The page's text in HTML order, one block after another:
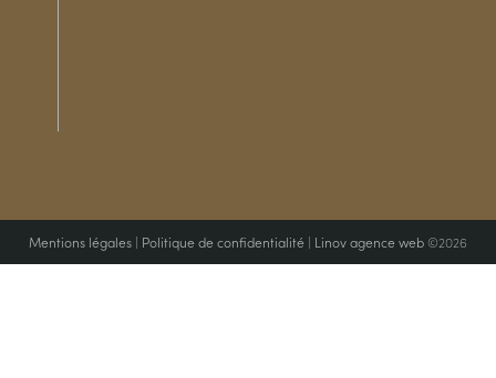
Mentions légales | Politique de confidentialité | Linov agence web©2026